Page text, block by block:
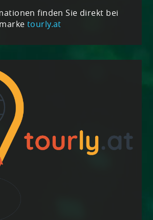
finden Sie direkt bei
tourly.at